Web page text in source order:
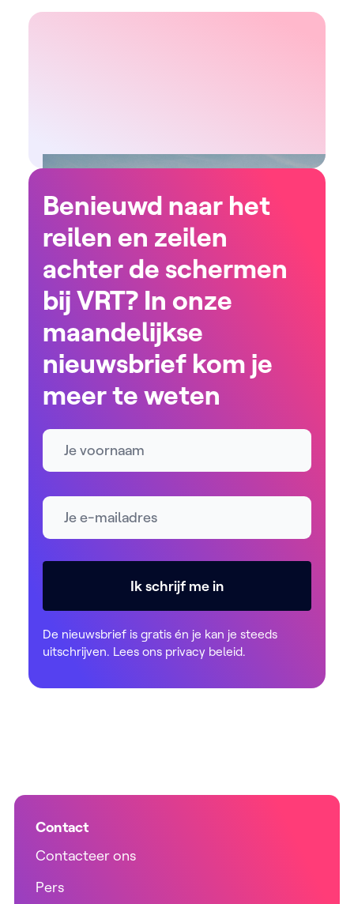
Benieuwd naar het
reilen en zeilen
achter de schermen
bij VRT? In onze
maandelijkse
nieuwsbrief kom je
meer te weten
Naam
E-mailadres *
Ik schrijf me in
De nieuwsbrief is gratis én je kan je steeds
uitschrijven. Lees ons privacy beleid.
Contact
Contacteer ons
Pers